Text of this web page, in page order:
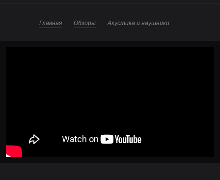
Главная Обзоры Акустика и наушники